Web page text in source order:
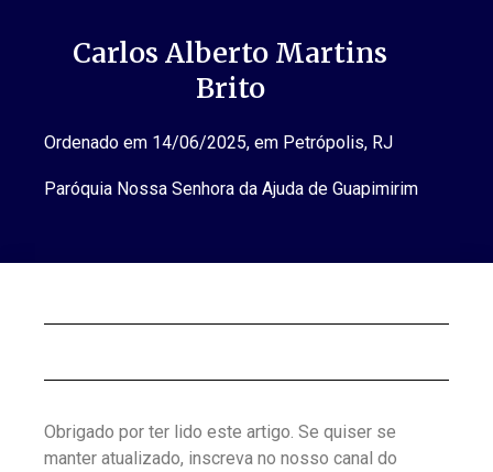
Carlos Alberto Martins
Brito
Ordenado em 14/06/2025, em Petrópolis, RJ
Paróquia Nossa Senhora da Ajuda de Guapimirim
Obrigado por ter lido este artigo. Se quiser se
manter atualizado, inscreva no nosso canal do